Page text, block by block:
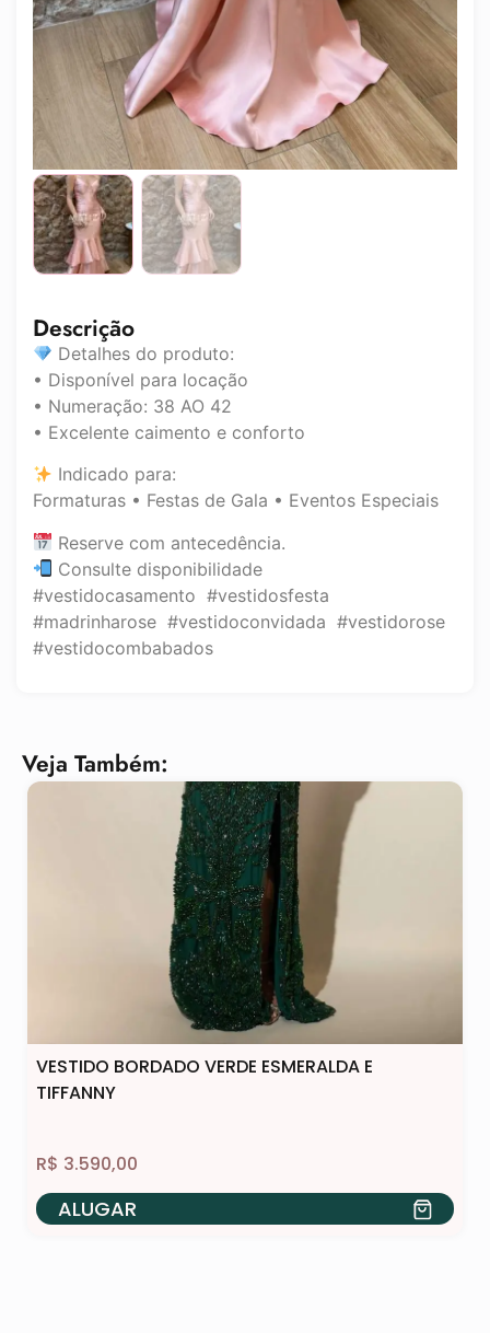
Descrição
Detalhes do produto:
• Disponível para locação
• Numeração: 38 AO 42
• Excelente caimento e conforto
Indicado para:
Formaturas • Festas de Gala • Eventos Especiais
Reserve com antecedência.
Consulte disponibilidade
#vestidocasamento #vestidosfesta
#madrinharose #vestidoconvidada #vestidorose
#vestidocombabados
Veja Também:
VESTIDO BORDADO VERDE ESMERALDA E
TIFFANNY
R$ 3.590,00
ALUGAR